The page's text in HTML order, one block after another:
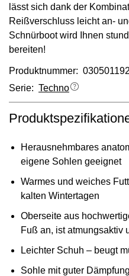
lässt sich dank der
Reißverschluss leicht an-
Schnürboot wird Ihnen
bereiten!
Produktnummer:
Serie: Techno
Herausnehmbares
eigene Sohlen geeignet
Warmes und weiches
kalten Wintertagen
Oberseite aus
Fuß an, ist atmungsaktiv
Leichter Schuh – beugt
Sohle mit guter